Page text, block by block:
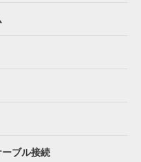
ブル接続